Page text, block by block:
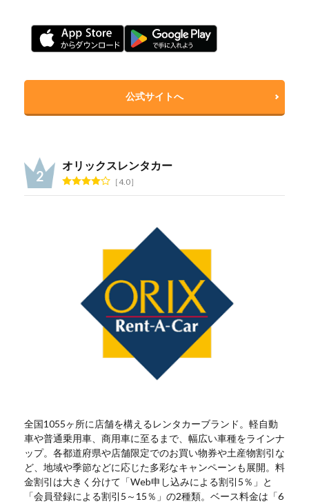
公式サイトへ
オリックスレンタカー
4.0
全国1055ヶ所に店舗を構えるレンタカーブランド。軽自動
車や普通乗用車、商用車に至るまで、幅広い車種をラインナ
ップ。各都道府県や店舗限定でのお買い物券や土産物割引な
ど、地域や季節などに応じた多彩なキャンペーンも展開。料
金割引は大きく分けて「Web申し込みによる割引5％」と
「会員登録による割引5～15％」の2種類。ベース料金は「6